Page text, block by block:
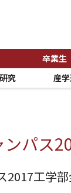
卒業生
研究 産
パス
2017工学